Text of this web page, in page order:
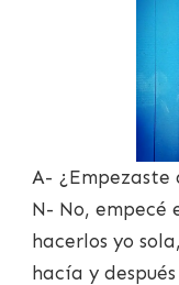
A- ¿Empezaste
N- No, empecé
hacerlos yo
hacía y